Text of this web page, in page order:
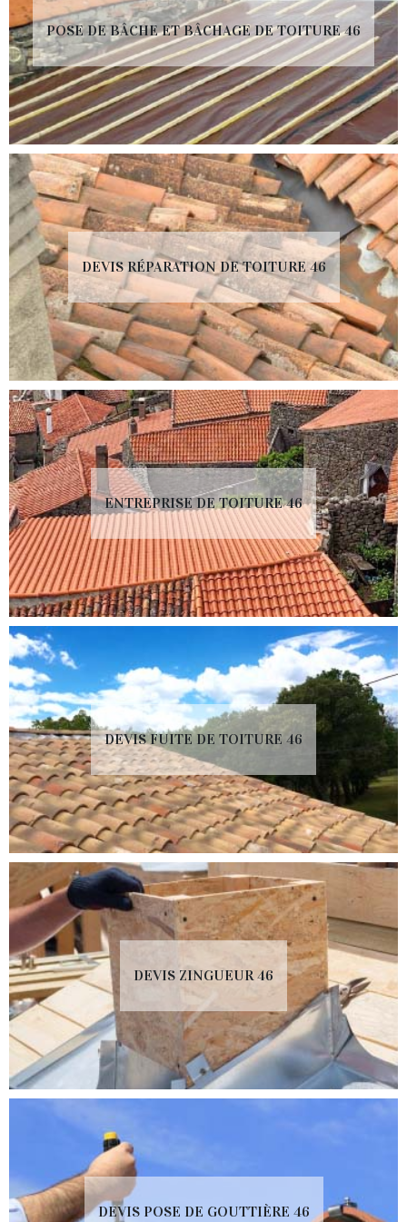
POSE DE BÂCHE ET BÂCHAGE DE TOITURE 46
DEVIS RÉPARATION DE TOITURE 46
ENTREPRISE DE TOITURE 46
DEVIS FUITE DE TOITURE 46
DEVIS ZINGUEUR 46
DEVIS POSE DE GOUTTIÈRE 46